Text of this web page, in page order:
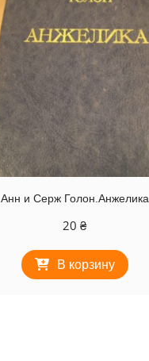
Анн и Серж Голон.Анжелика
20 ₴
В корзину